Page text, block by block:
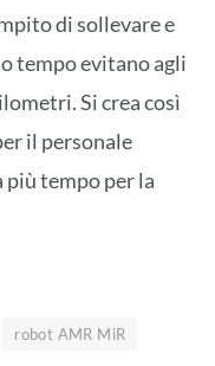
di sollevare e
tempo evitano agli
Si crea così
il personale
più tempo per la
robot AMR MiR